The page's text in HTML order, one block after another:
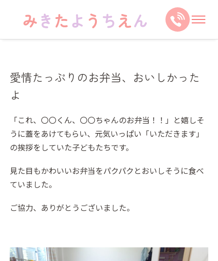
愛情たっぷりのお弁当、おいしかった
よ
「これ、〇〇くん、〇〇ちゃんのお弁当！！」と嬉しそ
うに蓋をあけてもらい、元気いっぱい「いただきます」
の挨拶をしていた子どもたちです。
見た目もかわいいお弁当をパクパクとおいしそうに食べ
ていました。
ご協力、ありがとうございました。